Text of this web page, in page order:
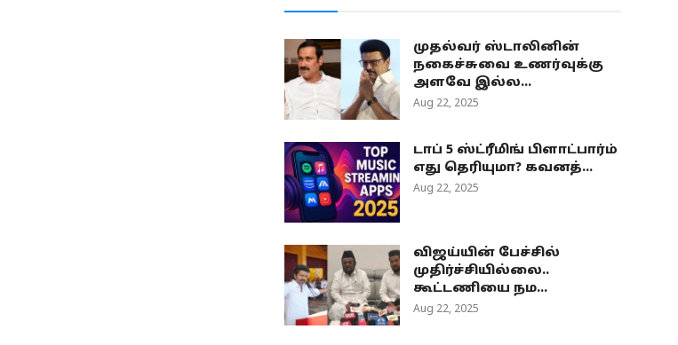
முதல்வர் ஸ்டாலினின்
நகைச்சுவை உணர்வுக்கு
அளவே இல்ல...
Aug 22, 2025
டாப் 5 ஸ்ட்ரீமிங் பிளாட்பார்ம்
எது தெரியுமா? கவனத்...
Aug 22, 2025
விஜய்யின் பேச்சில்
முதிர்ச்சியில்லை..
கூட்டணியை நம...
Aug 22, 2025